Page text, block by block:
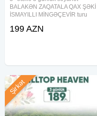
BALAKƏN ZAQATALA QAX ŞƏKİ
İSMAYILLI MİNGƏÇEVİR turu
tarix: 5-6-7, 7-8-9, 12-13-13, 14-
199 AZN
Şirkət